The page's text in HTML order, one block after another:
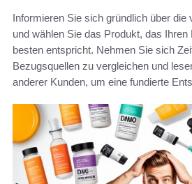
Informieren Sie sich gründlich über die
und wählen Sie das Produkt, das Ihren
besten entspricht. Nehmen Sie sich
Bezugsquellen zu vergleichen und
anderer Kunden, um eine fundierte